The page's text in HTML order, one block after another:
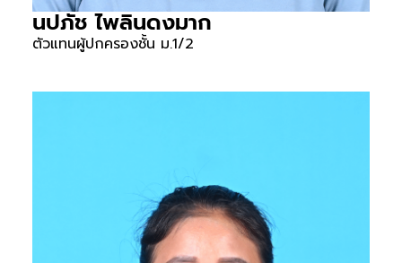
นปภัช ไพลินดงมาก
ตัวแทนผู้ปกครองชั้น ม.1/2